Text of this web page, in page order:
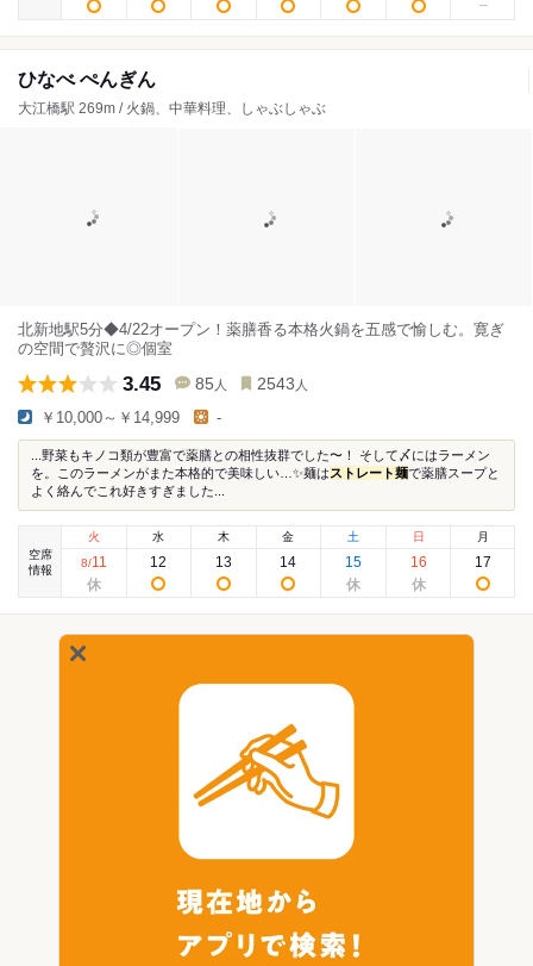
ひなべ ぺんぎん
大江橋駅 269m / 火鍋、中華料理、しゃぶしゃぶ
北新地駅5分◆4/22オープン！薬膳香る本格火鍋を五感で愉しむ。寛ぎ
の空間で贅沢に◎個室
3.45 85 人 2543 人
￥10,000～￥14,999 -
...野菜もキノコ類が豊富で薬膳との相性抜群でした〜！ そして〆にはラーメン
を。このラーメンがまた本格的で美味しい…✨麺はストレート麺で薬膳スープと
よく絡んでこれ好きすぎました...
空席
情報
火
8/11
水
12
木
13
金
14
土
15
日
16
月
17